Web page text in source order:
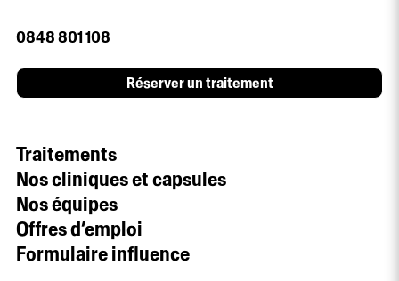
0848 801 108
Réserver un traitement
Traitements
Nos cliniques et capsules
Nos équipes
Offres d’emploi
Formulaire influence